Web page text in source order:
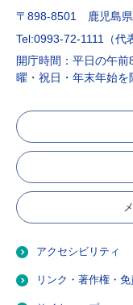
〒898-8501 鹿児島
Tel:0993-72-1111（代
開庁時間：平日の午
曜・祝日・年末年始を
アクセシビリティ
リンク・著作権・